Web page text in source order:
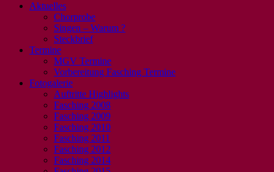
Aktuelles
Chorprobe
Singen – Warum ?
Steckbrief
Termine
MGV Termine
Vorbereitung Fasching Termine
Fotogalerie
Auftritte Highlights
Fasching 2008
Fasching 2009
Fasching 2010
Fasching 2011
Fasching 2012
Fasching 2014